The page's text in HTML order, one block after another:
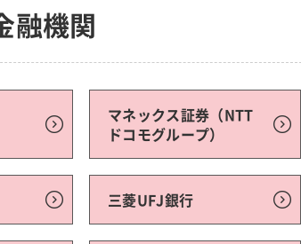
融機関
マネックス証券（NTT
ドコモグループ）
三菱UFJ銀行